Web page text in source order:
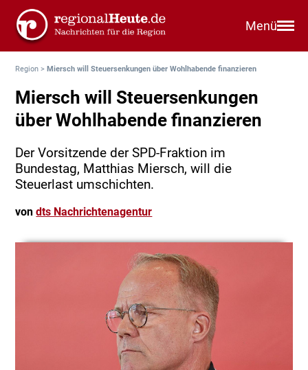
Menü
Region >Miersch will Steuersenkungen über Wohlhabende finanzieren
Miersch will Steuersenkungen
über Wohlhabende finanzieren
Der Vorsitzende der SPD-Fraktion im
Bundestag, Matthias Miersch, will die
Steuerlast umschichten.
vondts Nachrichtenagentur